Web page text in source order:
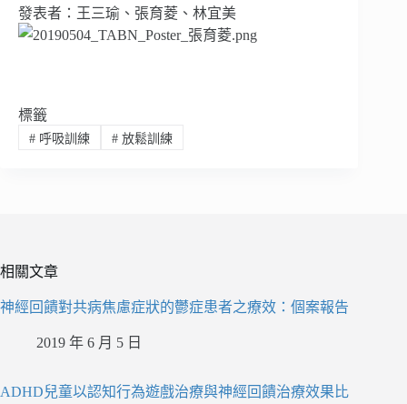
發表者：王三瑜、張育菱、林宜美
標籤
#呼吸訓練 #放鬆訓練
相關文章
神經回饋對共病焦慮症狀的鬱症患者之療效：個案報告
2019 年 6 月 5 日
ADHD兒童以認知行為遊戲治療與神經回饋治療效果比